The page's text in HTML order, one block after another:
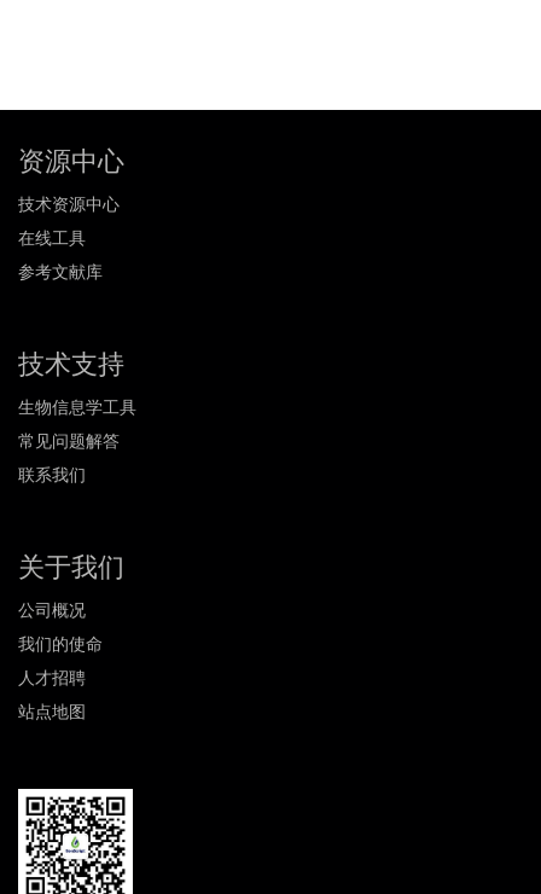
资源中心
技术资源中心
在线工具
参考文献库
技术支持
生物信息学工具
常见问题解答
联系我们
关于我们
公司概况
我们的使命
人才招聘
站点地图